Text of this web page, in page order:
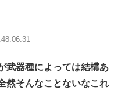
武器種によっては結構あ
然そんなことないなこれ